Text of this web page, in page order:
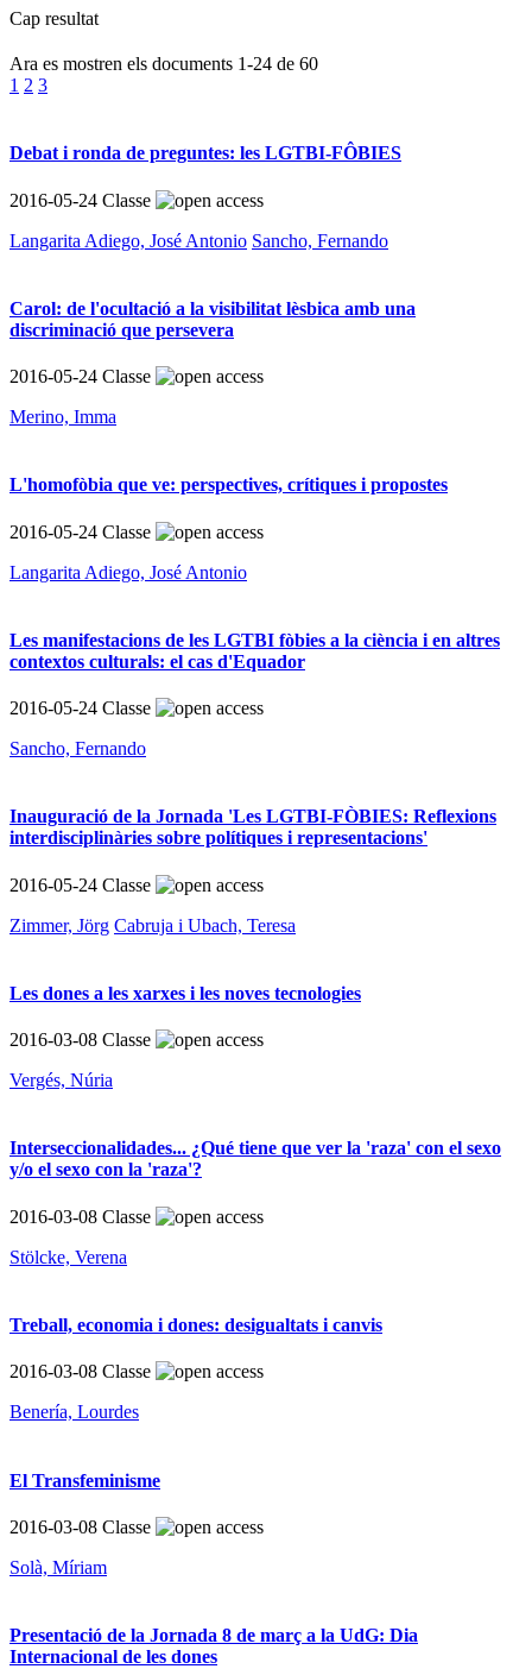
Cap resultat
Ara es mostren els documents 1-24 de 60
1 2 3
Debat i ronda de preguntes: les LGTBI-FÔBIES
2016-05-24 Classe
Langarita Adiego, José Antonio Sancho, Fernando
Carol: de l'ocultació a la visibilitat lèsbica amb una
discriminació que persevera
2016-05-24 Classe
Merino, Imma
L'homofòbia que ve: perspectives, crítiques i propostes
2016-05-24 Classe
Langarita Adiego, José Antonio
Les manifestacions de les LGTBI fòbies a la ciència i en altres
contextos culturals: el cas d'Equador
2016-05-24 Classe
Sancho, Fernando
Inauguració de la Jornada 'Les LGTBI-FÒBIES: Reflexions
interdisciplinàries sobre polítiques i representacions'
2016-05-24 Classe
Zimmer, Jörg Cabruja i Ubach, Teresa
Les dones a les xarxes i les noves tecnologies
2016-03-08 Classe
Vergés, Núria
Interseccionalidades... ¿Qué tiene que ver la 'raza' con el sexo
y/o el sexo con la 'raza'?
2016-03-08 Classe
Stölcke, Verena
Treball, economia i dones: desigualtats i canvis
2016-03-08 Classe
Benería, Lourdes
El Transfeminisme
2016-03-08 Classe
Solà, Míriam
Presentació de la Jornada 8 de març a la UdG: Dia
Internacional de les dones